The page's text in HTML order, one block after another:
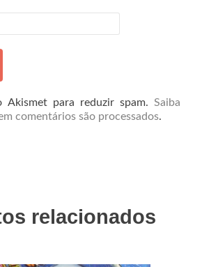
Akismet para reduzir spam. Saiba
comentários são processados.
relacionados